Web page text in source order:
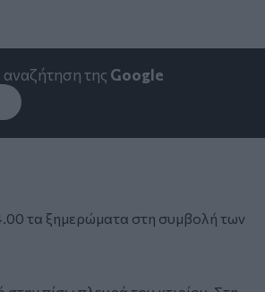
αναζήτηση της Google
τα ξημερώματα στη συμβολή των